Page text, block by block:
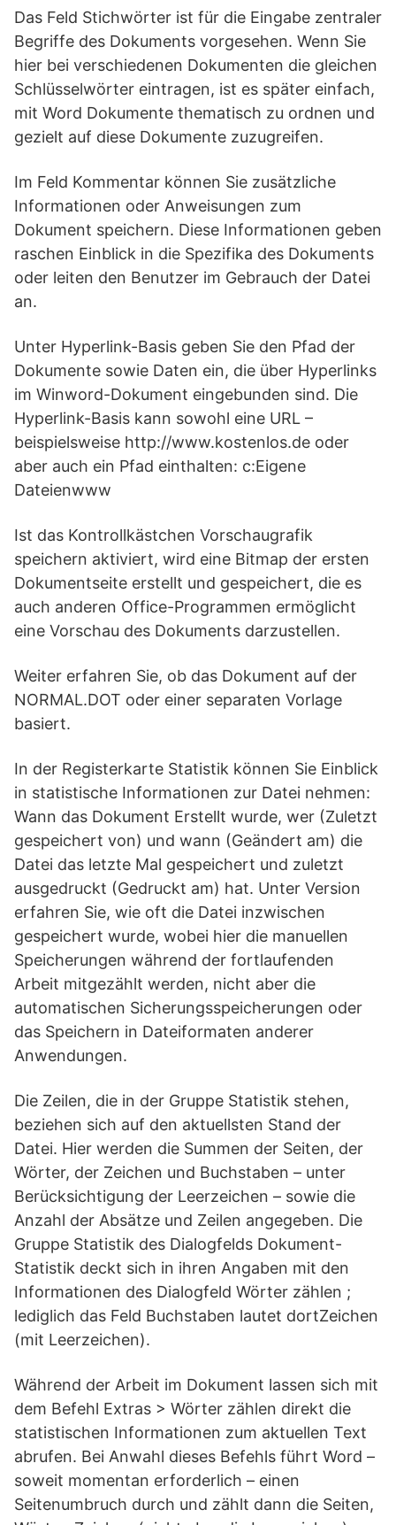
Das Feld Stichwörter ist für die Eingabe zentraler
Begriffe des Dokuments vorgesehen. Wenn Sie
hier bei verschiedenen Dokumenten die gleichen
Schlüsselwörter eintragen, ist es später einfach,
mit Word Dokumente thematisch zu ordnen und
gezielt auf diese Dokumente zuzugreifen.
Im Feld Kommentar können Sie zusätzliche
Informationen oder Anweisungen zum
Dokument speichern. Diese Informationen geben
raschen Einblick in die Spezifika des Dokuments
oder leiten den Benutzer im Gebrauch der Datei
an.
Unter Hyperlink-Basis geben Sie den Pfad der
Dokumente sowie Daten ein, die über Hyperlinks
im Winword-Dokument eingebunden sind. Die
Hyperlink-Basis kann sowohl eine URL –
beispielsweise http://www.kostenlos.de oder
aber auch ein Pfad einthalten: c:Eigene
Dateienwww
Ist das Kontrollkästchen Vorschaugrafik
speichern aktiviert, wird eine Bitmap der ersten
Dokumentseite erstellt und gespeichert, die es
auch anderen Office-Programmen ermöglicht
eine Vorschau des Dokuments darzustellen.
Weiter erfahren Sie, ob das Dokument auf der
NORMAL.DOT oder einer separaten Vorlage
basiert.
In der Registerkarte Statistik können Sie Einblick
in statistische Informationen zur Datei nehmen:
Wann das Dokument Erstellt wurde, wer (Zuletzt
gespeichert von) und wann (Geändert am) die
Datei das letzte Mal gespeichert und zuletzt
ausgedruckt (Gedruckt am) hat. Unter Version
erfahren Sie, wie oft die Datei inzwischen
gespeichert wurde, wobei hier die manuellen
Speicherungen während der fortlaufenden
Arbeit mitgezählt werden, nicht aber die
automatischen Sicherungsspeicherungen oder
das Speichern in Dateiformaten anderer
Anwendungen.
Die Zeilen, die in der Gruppe Statistik stehen,
beziehen sich auf den aktuellsten Stand der
Datei. Hier werden die Summen der Seiten, der
Wörter, der Zeichen und Buchstaben – unter
Berücksichtigung der Leerzeichen – sowie die
Anzahl der Absätze und Zeilen angegeben. Die
Gruppe Statistik des Dialogfelds Dokument-
Statistik deckt sich in ihren Angaben mit den
Informationen des Dialogfeld Wörter zählen ;
lediglich das Feld Buchstaben lautet dortZeichen
(mit Leerzeichen).
Während der Arbeit im Dokument lassen sich mit
dem Befehl Extras > Wörter zählen direkt die
statistischen Informationen zum aktuellen Text
abrufen. Bei Anwahl dieses Befehls führt Word –
soweit momentan erforderlich – einen
Seitenumbruch durch und zählt dann die Seiten,